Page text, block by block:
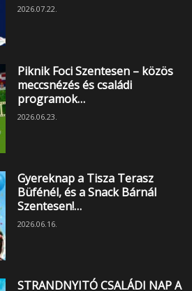
2026.07.22.
Piknik Foci Szentesen – közös
meccsnézés és családi
programok…
2026.06.23.
Gyereknap a Tisza Terasz
Büfénél, és a Snack Bárnál
Szentesen!…
2026.06.16.
STRANDNYITÓ CSALÁDI NAP A